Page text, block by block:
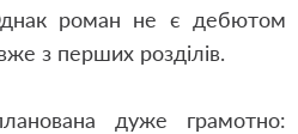
роман не є дебютом
з перших розділів.
дуже грамотно: